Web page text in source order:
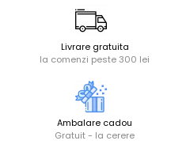
Livrare gratuita
la comenzi peste 300 lei
Ambalare cadou
Gratuit - la cerere